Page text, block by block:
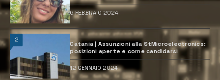
6 FEBBRAIO 2024
2
Catania | Assunzioni alla StMicroelectronics:
posizioni aperte e come candidarsi
12 GENNAIO 2024